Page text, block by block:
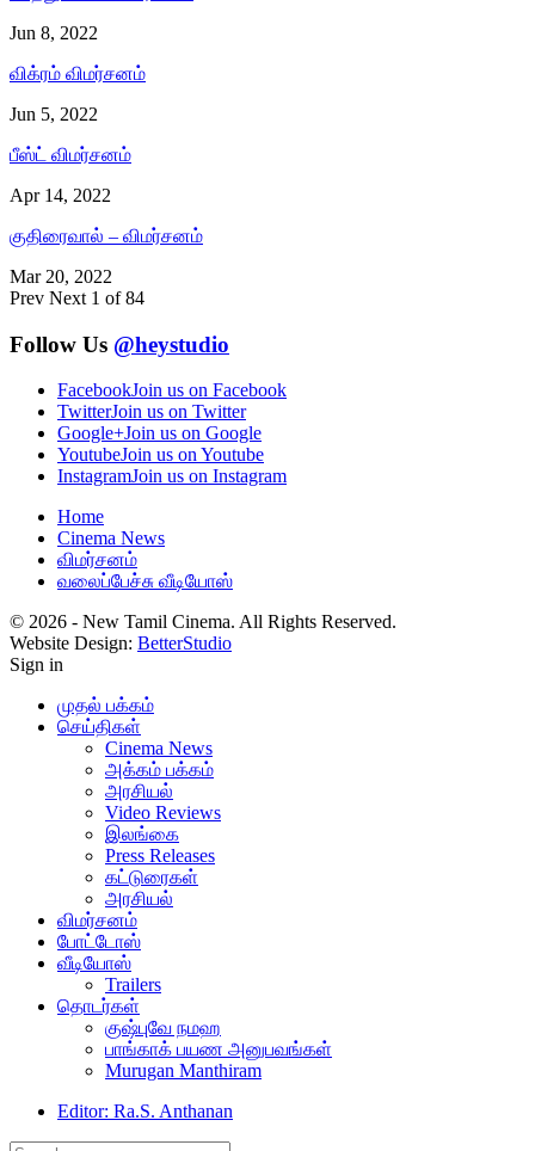
Jun 8, 2022
விக்ரம் விமர்சனம்
Jun 5, 2022
பீஸ்ட் விமர்சனம்
Apr 14, 2022
குதிரைவால் – விமர்சனம்
Mar 20, 2022
Prev Next 1 of 84
Follow Us @heystudio
FacebookJoin us on Facebook
TwitterJoin us on Twitter
Google+Join us on Google
YoutubeJoin us on Youtube
InstagramJoin us on Instagram
Home
Cinema News
விமர்சனம்
வலைப்பேச்சு வீடியோஸ்
© 2026 - New Tamil Cinema. All Rights Reserved.
Website Design: BetterStudio
Sign in
முதல் பக்கம்
செய்திகள்
Cinema News
அக்கம் பக்கம்
அரசியல்
Video Reviews
இலங்கை
Press Releases
கட்டுரைகள்
அரசியல்
விமர்சனம்
போட்டோஸ்
வீடியோஸ்
Trailers
தொடர்கள்
குஷ்புவே நமஹ
பாங்காக் பயண அனுபவங்கள்
Murugan Manthiram
Editor: Ra.S. Anthanan